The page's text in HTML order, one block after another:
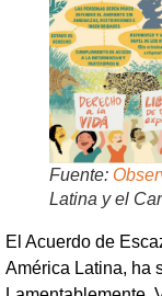
Fuente:
Latina y el
El Acuerdo de
América Latina, ha